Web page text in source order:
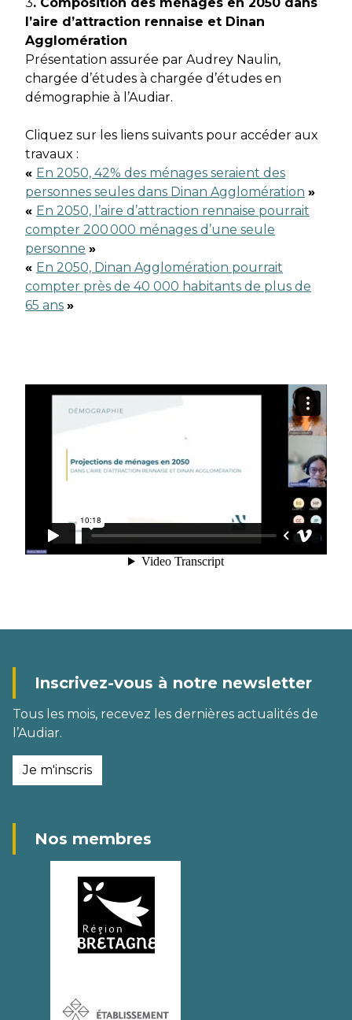
3. Composition des ménages en 2050 dans
l’aire d’attraction rennaise et Dinan
Agglomération
Présentation assurée par Audrey Naulin,
chargée d’études à chargée d’études en
démographie à l’Audiar.
Cliquez sur les liens suivants pour accéder aux
travaux :
« En 2050, 42% des ménages seraient des
personnes seules dans Dinan Agglomération »
« En 2050, l’aire d’attraction rennaise pourrait
compter 200 000 ménages d’une seule
personne »
« En 2050, Dinan Agglomération pourrait
compter près de 40 000 habitants de plus de
65 ans »
Inscrivez-vous à notre newsletter
Tous les mois, recevez les dernières actualités de
l’Audiar.
Je m'inscris
Nos membres